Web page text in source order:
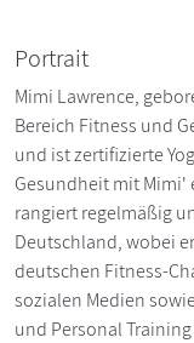
Portrait
Mimi Lawrence,
Bereich Fitness und
und ist zertifizierte
Gesundheit mit Mimi'
rangiert regelmäßig
Deutschland, wobei
deutschen Fitness-
sozialen Medien
und Personal